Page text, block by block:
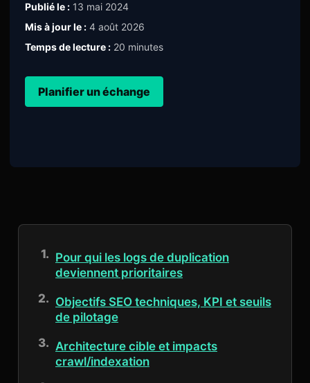
Publié le : 13 mai 2024
Mis à jour le : 4 août 2026
Temps de lecture : 20 minutes
Planifier un échange
Pour qui les logs de duplication
deviennent prioritaires
Objectifs SEO techniques, KPI et seuils
de pilotage
Architecture cible et impacts
crawl/indexation